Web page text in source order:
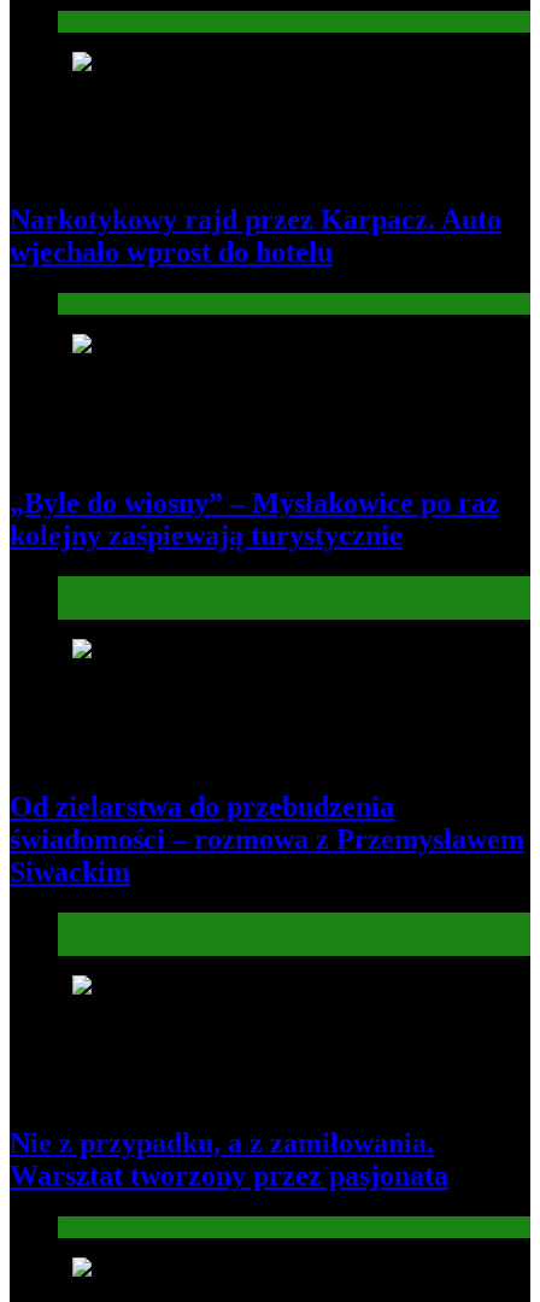
Narkotykowy rajd przez Karpacz. Auto
wjechało wprost do hotelu
„Byle do wiosny” – Mysłakowice po raz
kolejny zaśpiewają turystycznie
Od zielarstwa do przebudzenia
świadomości – rozmowa z Przemysławem
Siwackim
Nie z przypadku, a z zamiłowania.
Warsztat tworzony przez pasjonata